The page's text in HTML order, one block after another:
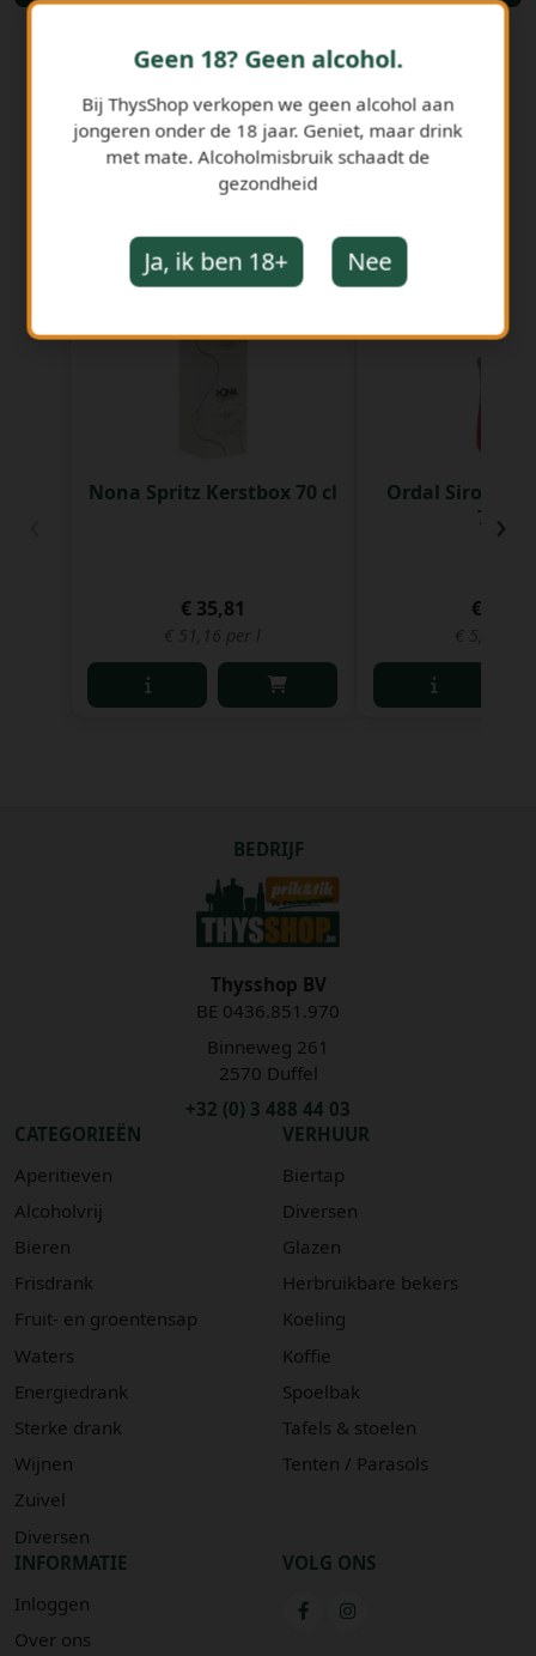
GERELATEERDE PRODUCTEN
Nona Spritz Kerstbox 70 cl
€ 35,81
€ 51,16 per l
Ordal Siroop
75 cl
€ 3,94
€ 5,26
›
BEDRIJF
Thysshop BV
BE 0436.851.970
Binneweg 261
2570 Duffel
+32 (0) 3 488 44 03
CATEGORIEËN
Aperitieven
Alcoholvrij
Bieren
Frisdrank
Fruit- en groentensap
Waters
Energiedrank
Sterke drank
Wijnen
Zuivel
Diversen
VERHUUR
Biertap
Diversen
Glazen
Herbruikbare bekers
Koeling
Koffie
Spoelbak
Tafels & stoelen
Tenten / Parasols
INFORMATIE
Inloggen
Over ons
VOLG ONS
Geen 18? Geen alcohol.
Bij ThysShop verkopen we geen alcohol aan
jongeren onder de 18 jaar. Geniet, maar drink
met mate. Alcoholmisbruik schaadt de
gezondheid
Ja, ik ben 18+ Nee